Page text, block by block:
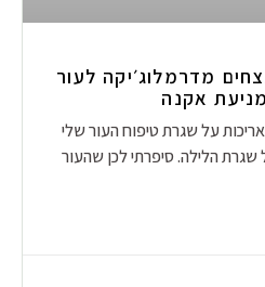
מדרמלוג׳יקה לעור
אקנה
על שגרת טיפוח העור שלי
הלילה. סיפרתי לכן שהעור